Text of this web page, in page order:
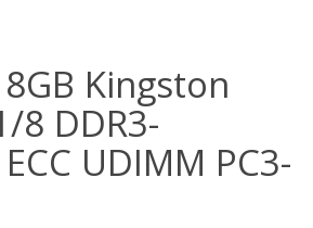
Kingston
8 DDR3-
UDIMM PC3-